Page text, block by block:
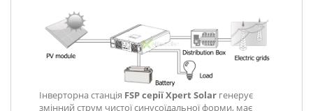
Інверторна станція FSPсеріїXpert Solar генерує
змінний струм чистої синусоїдальної форми, має